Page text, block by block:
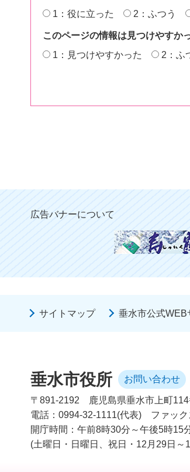
1：役に立った
2：ふつう
このページの情報は見つけやすか
1：見つけやすかった
2：ふ
広告バナーについて
サイトマップ 垂水市公式WEB
垂水市役所 お問い合わせ
〒891-2192
鹿児島県垂水市上町
電話：0994-32-1111(代表)
ファッ
開庁時間：午前8時30分～午後5時15
(土曜日・日曜日、祝日・12月29日～